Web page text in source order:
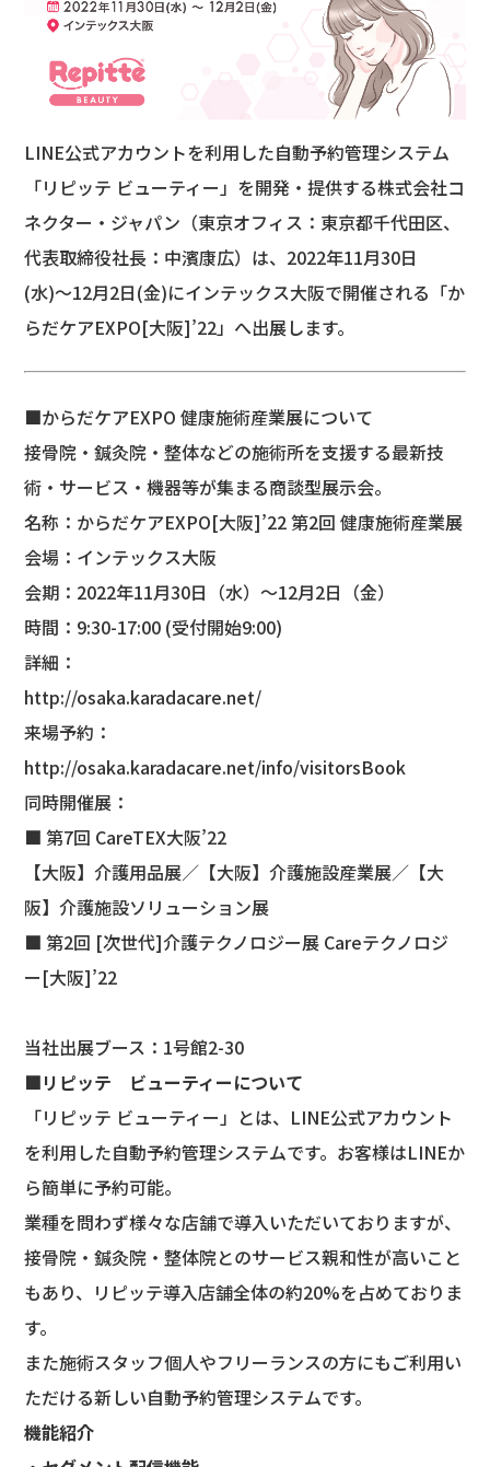
LINE公式アカウントを利用した自動予約管理システム
「リピッテ ビューティー」を開発・提供する株式会社コ
ネクター・ジャパン​​（東京オフィス：東京都千代田区、
代表取締役社長：中濱康広）は、2022年11月30日
(水)〜12月2日(金)にインテックス大阪で開催される「か
らだケアEXPO[大阪]’22」へ出展します。
■からだケアEXPO 健康施術産業展について
接骨院・鍼灸院・整体などの施術所を支援する最新技
術・サービス・機器等が集まる商談型展示会。
名称：からだケアEXPO[大阪]’22 第2回 健康施術産業展
会場：インテックス大阪
会期：2022年11月30日（水）～12月2日（金）
時間：9:30-17:00 (受付開始9:00)
詳細：
http://osaka.karadacare.net/
来場予約：
http://osaka.karadacare.net/info/visitorsBook
同時開催展：
■ 第7回 CareTEX大阪’22
【大阪】介護用品展／【大阪】介護施設産業展／【大
阪】介護施設ソリューション展
■ 第2回 [次世代]介護テクノロジー展 Careテクノロジ
ー[大阪]’22
当社出展ブース：1号館2-30
■リピッテ ビューティーについて
「リピッテ ビューティー」とは、LINE公式アカウント
を利用した自動予約管理システムです。お客様はLINEか
ら簡単に予約可能。
業種を問わず様々な店舗で導入いただいておりますが、
接骨院・鍼灸院・整体院とのサービス親和性が高いこと
もあり、リピッテ導入店舗全体の約20%を占めておりま
す。
また施術スタッフ個人やフリーランスの方にもご利用い
ただける新しい自動予約管理システムです。
機能紹介